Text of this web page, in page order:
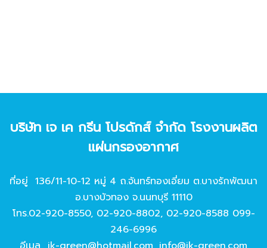
บริษัท เจ เค กรีน โปรดักส์ จํากัด โรงงานผลิต
แผ่นกรองอากาศ
ที่อยู่ 136/11-10-12 หมู่ 4 ถ.จันทร์ทองเอี่ยม ต.บางรักพัฒนา
อ.บางบัวทอง จ.นนทบุรี 11110
โทร.02-920-8550, 02-920-8802, 02-920-8588 099-
246-6996